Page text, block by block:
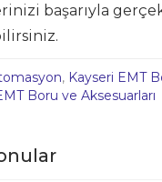
başarıyla
, Kayseri EMT
Boru ve Aksesuarları